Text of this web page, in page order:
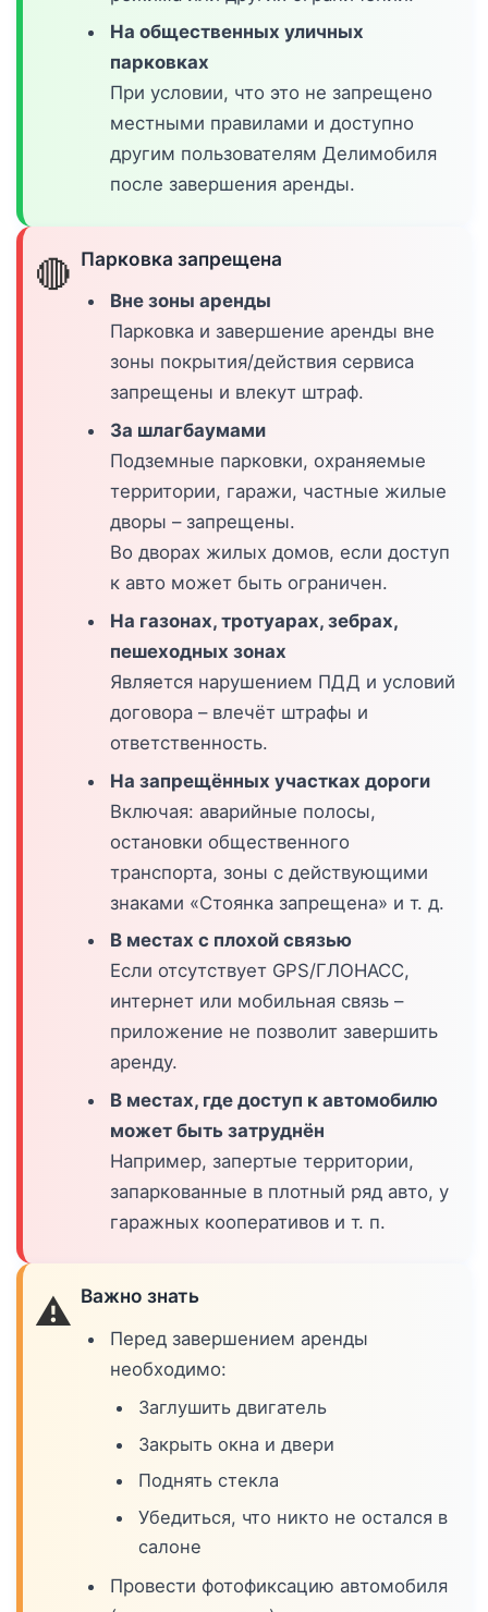
На общественных уличных
парковках
При условии, что это не запрещено
местными правилами и доступно
другим пользователям Делимобиля
после завершения аренды.
🔴 Парковка запрещена
Вне зоны аренды
Парковка и завершение аренды вне
зоны покрытия/действия сервиса
запрещены и влекут штраф.
За шлагбаумами
Подземные парковки, охраняемые
территории, гаражи, частные жилые
дворы – запрещены.
Во дворах жилых домов, если доступ
к авто может быть ограничен.
На газонах, тротуарах, зебрах,
пешеходных зонах
Является нарушением ПДД и условий
договора – влечёт штрафы и
ответственность.
На запрещённых участках дороги
Включая: аварийные полосы,
остановки общественного
транспорта, зоны с действующими
знаками «Стоянка запрещена» и т. д.
В местах с плохой связью
Если отсутствует GPS/ГЛОНАСС,
интернет или мобильная связь –
приложение не позволит завершить
аренду.
В местах, где доступ к автомобилю
может быть затруднён
Например, запертые территории,
запаркованные в плотный ряд авто, у
гаражных кооперативов и т. п.
⚠️ Важно знать
Перед завершением аренды
необходимо:
Заглушить двигатель
Закрыть окна и двери
Поднять стекла
Убедиться, что никто не остался в
салоне
Провести фотофиксацию автомобиля